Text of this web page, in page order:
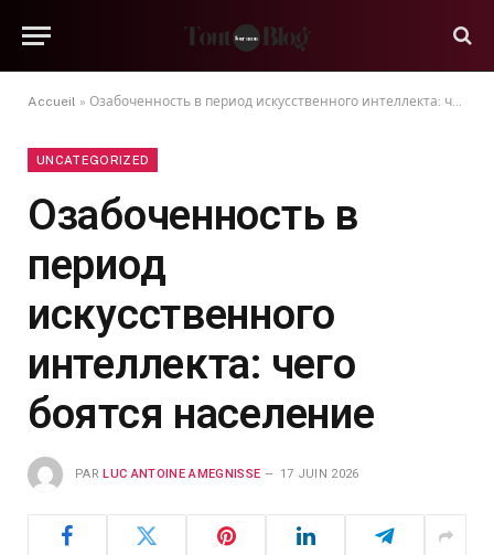
Accueil » Озабоченность в период искусственного интеллекта: чего боятся население
UNCATEGORIZED
Озабоченность в
период
искусственного
интеллекта: чего
боятся население
PAR LUC ANTOINE AMEGNISSE 17 JUIN 2026